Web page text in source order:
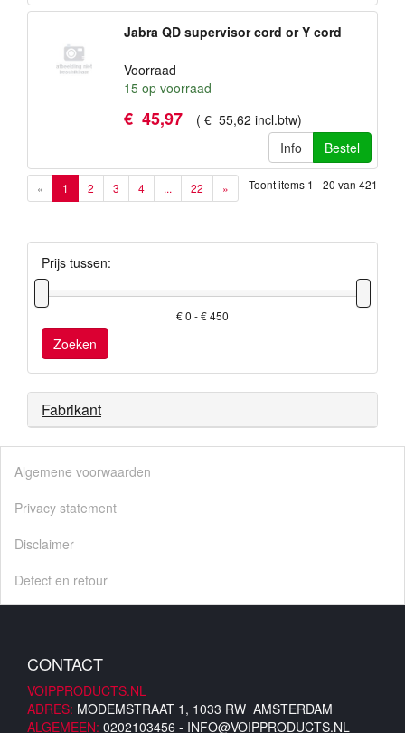
Jabra QD supervisor cord or Y cord
Voorraad
15 op voorraad
€ 45,97 ( € 55,62 incl.btw)
Info
Bestel
Toont items 1 - 20 van 421
« 1 2 3 4 ... 22 »
Prijs tussen:
€ 0 - € 450
Zoeken
Fabrikant
Algemene voorwaarden
Privacy statement
Disclaimer
Defect en retour
CONTACT
VOIPPRODUCTS.NL
ADRES: MODEMSTRAAT 1, 1033 RW AMSTERDAM
ALGEMEEN: 0202103456 - INFO@VOIPPRODUCTS.NL